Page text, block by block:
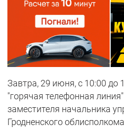
Завтра, 29 июня, с 10:00 до
"горячая телефонная
заместителя начальника
Гродненского